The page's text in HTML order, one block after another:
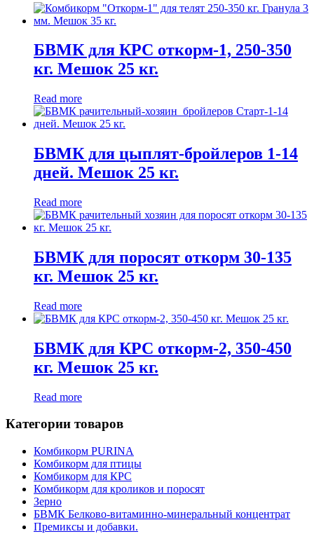
БВМК для КРС откорм-1, 250-350
кг. Мешок 25 кг.
Read more
БВМК для цыплят-бройлеров 1-14
дней. Мешок 25 кг.
Read more
БВМК для поросят откорм 30-135
кг. Мешок 25 кг.
Read more
БВМК для КРС откорм-2, 350-450
кг. Мешок 25 кг.
Read more
Категории товаров
Комбикорм PURINA
Комбикорм для птицы
Комбикорм для КРС
Комбикорм для кроликов и поросят
Зерно
БВМК Белково-витаминно-минеральный концентрат
Премиксы и добавки.